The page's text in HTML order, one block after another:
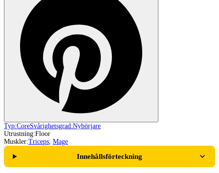
Typ:CoreSvårighetsgrad:Nybörjare
Utrustning:Floor
Muskler:Triceps, Mage
Innehållsförteckning